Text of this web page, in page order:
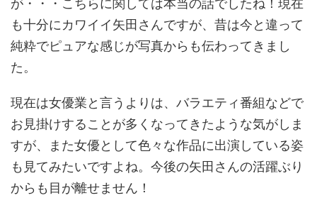
が・・・こちらに関しては本当の話でしたね！現在
も十分にカワイイ矢田さんですが、昔は今と違って
純粋でピュアな感じが写真からも伝わってきまし
た。
現在は女優業と言うよりは、バラエティ番組などで
お見掛けすることが多くなってきたような気がしま
すが、また女優として色々な作品に出演している姿
も見てみたいですよね。今後の矢田さんの活躍ぶり
からも目が離せません！